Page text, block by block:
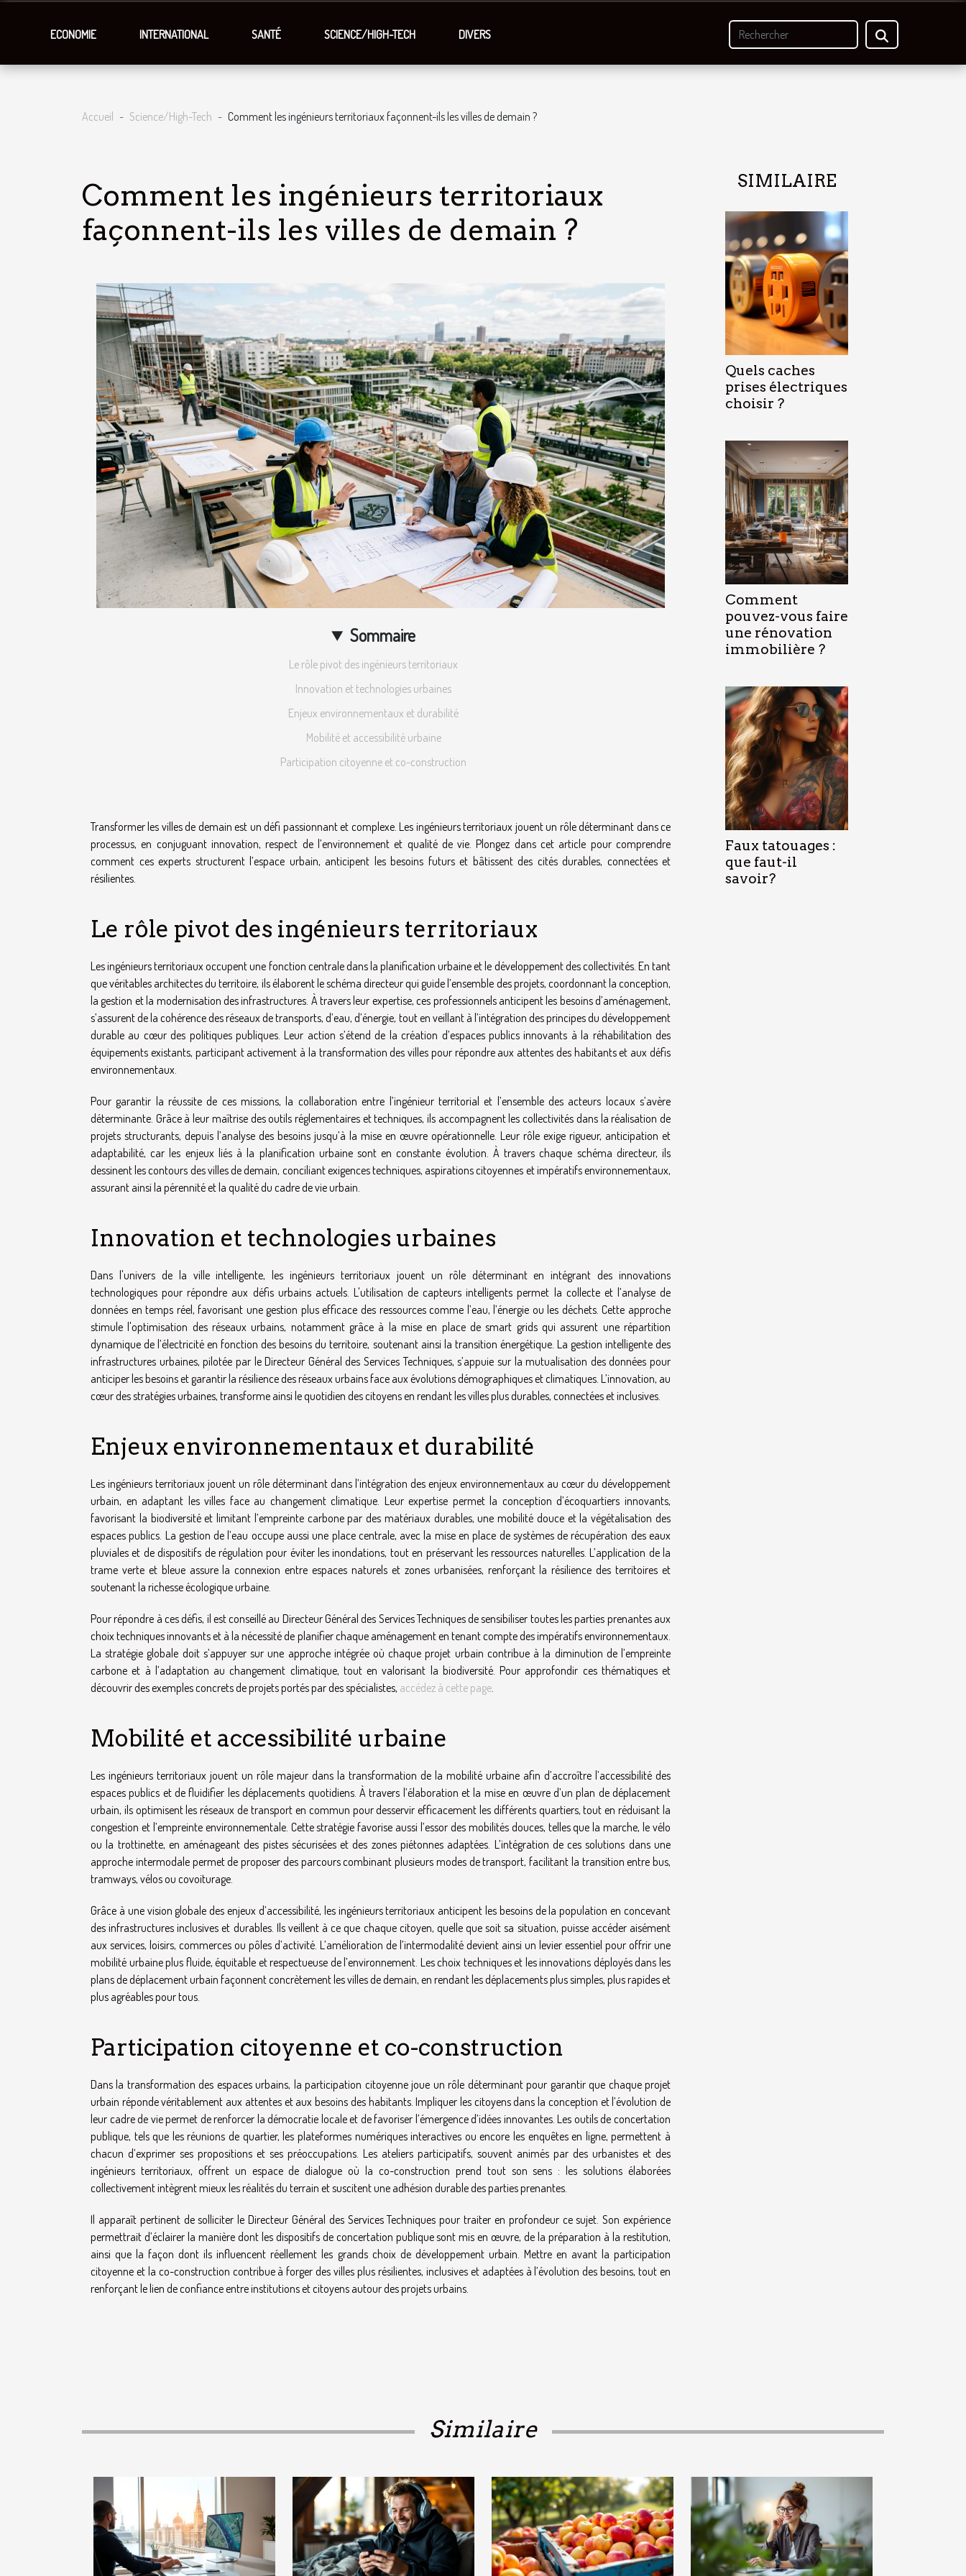
ECONOMIE INTERNATIONAL SANTÉ SCIENCE/HIGH-TECH DIVERS
Accueil Science/High-Tech Comment les ingénieurs territoriaux façonnent-ils les villes de demain ?
Comment les ingénieurs territoriaux
façonnent-ils les villes de demain ?
Sommaire
Le rôle pivot des ingénieurs territoriaux
Innovation et technologies urbaines
Enjeux environnementaux et durabilité
Mobilité et accessibilité urbaine
Participation citoyenne et co-construction
Transformer les villes de demain est un défi passionnant et complexe. Les ingénieurs territoriaux jouent un rôle déterminant dans ce
processus, en conjuguant innovation, respect de l’environnement et qualité de vie. Plongez dans cet article pour comprendre
comment ces experts structurent l’espace urbain, anticipent les besoins futurs et bâtissent des cités durables, connectées et
résilientes.
Le rôle pivot des ingénieurs territoriaux
Les ingénieurs territoriaux occupent une fonction centrale dans la planification urbaine et le développement des collectivités. En tant
que véritables architectes du territoire, ils élaborent le schéma directeur qui guide l’ensemble des projets, coordonnant la conception,
la gestion et la modernisation des infrastructures. À travers leur expertise, ces professionnels anticipent les besoins d’aménagement,
s’assurent de la cohérence des réseaux de transports, d’eau, d’énergie, tout en veillant à l’intégration des principes du développement
durable au cœur des politiques publiques. Leur action s’étend de la création d’espaces publics innovants à la réhabilitation des
équipements existants, participant activement à la transformation des villes pour répondre aux attentes des habitants et aux défis
environnementaux.
Pour garantir la réussite de ces missions, la collaboration entre l’ingénieur territorial et l’ensemble des acteurs locaux s’avère
déterminante. Grâce à leur maîtrise des outils réglementaires et techniques, ils accompagnent les collectivités dans la réalisation de
projets structurants, depuis l’analyse des besoins jusqu’à la mise en œuvre opérationnelle. Leur rôle exige rigueur, anticipation et
adaptabilité, car les enjeux liés à la planification urbaine sont en constante évolution. À travers chaque schéma directeur, ils
dessinent les contours des villes de demain, conciliant exigences techniques, aspirations citoyennes et impératifs environnementaux,
assurant ainsi la pérennité et la qualité du cadre de vie urbain.
Innovation et technologies urbaines
Dans l'univers de la ville intelligente, les ingénieurs territoriaux jouent un rôle déterminant en intégrant des innovations
technologiques pour répondre aux défis urbains actuels. L'utilisation de capteurs intelligents permet la collecte et l’analyse de
données en temps réel, favorisant une gestion plus efficace des ressources comme l’eau, l’énergie ou les déchets. Cette approche
stimule l'optimisation des réseaux urbains, notamment grâce à la mise en place de smart grids qui assurent une répartition
dynamique de l’électricité en fonction des besoins du territoire, soutenant ainsi la transition énergétique. La gestion intelligente des
infrastructures urbaines, pilotée par le Directeur Général des Services Techniques, s’appuie sur la mutualisation des données pour
anticiper les besoins et garantir la résilience des réseaux urbains face aux évolutions démographiques et climatiques. L’innovation, au
cœur des stratégies urbaines, transforme ainsi le quotidien des citoyens en rendant les villes plus durables, connectées et inclusives.
Enjeux environnementaux et durabilité
Les ingénieurs territoriaux jouent un rôle déterminant dans l’intégration des enjeux environnementaux au cœur du développement
urbain, en adaptant les villes face au changement climatique. Leur expertise permet la conception d’écoquartiers innovants,
favorisant la biodiversité et limitant l’empreinte carbone par des matériaux durables, une mobilité douce et la végétalisation des
espaces publics. La gestion de l’eau occupe aussi une place centrale, avec la mise en place de systèmes de récupération des eaux
pluviales et de dispositifs de régulation pour éviter les inondations, tout en préservant les ressources naturelles. L’application de la
trame verte et bleue assure la connexion entre espaces naturels et zones urbanisées, renforçant la résilience des territoires et
soutenant la richesse écologique urbaine.
Pour répondre à ces défis, il est conseillé au Directeur Général des Services Techniques de sensibiliser toutes les parties prenantes aux
choix techniques innovants et à la nécessité de planifier chaque aménagement en tenant compte des impératifs environnementaux.
La stratégie globale doit s’appuyer sur une approche intégrée où chaque projet urbain contribue à la diminution de l’empreinte
carbone et à l’adaptation au changement climatique, tout en valorisant la biodiversité. Pour approfondir ces thématiques et
découvrir des exemples concrets de projets portés par des spécialistes, accédez à cette page.
Mobilité et accessibilité urbaine
Les ingénieurs territoriaux jouent un rôle majeur dans la transformation de la mobilité urbaine afin d’accroître l’accessibilité des
espaces publics et de fluidifier les déplacements quotidiens. À travers l’élaboration et la mise en œuvre d’un plan de déplacement
urbain, ils optimisent les réseaux de transport en commun pour desservir efficacement les différents quartiers, tout en réduisant la
congestion et l’empreinte environnementale. Cette stratégie favorise aussi l’essor des mobilités douces, telles que la marche, le vélo
ou la trottinette, en aménageant des pistes sécurisées et des zones piétonnes adaptées. L’intégration de ces solutions dans une
approche intermodale permet de proposer des parcours combinant plusieurs modes de transport, facilitant la transition entre bus,
tramways, vélos ou covoiturage.
Grâce à une vision globale des enjeux d’accessibilité, les ingénieurs territoriaux anticipent les besoins de la population en concevant
des infrastructures inclusives et durables. Ils veillent à ce que chaque citoyen, quelle que soit sa situation, puisse accéder aisément
aux services, loisirs, commerces ou pôles d’activité. L’amélioration de l’intermodalité devient ainsi un levier essentiel pour offrir une
mobilité urbaine plus fluide, équitable et respectueuse de l’environnement. Les choix techniques et les innovations déployés dans les
plans de déplacement urbain façonnent concrètement les villes de demain, en rendant les déplacements plus simples, plus rapides et
plus agréables pour tous.
Participation citoyenne et co-construction
Dans la transformation des espaces urbains, la participation citoyenne joue un rôle déterminant pour garantir que chaque projet
urbain réponde véritablement aux attentes et aux besoins des habitants. Impliquer les citoyens dans la conception et l’évolution de
leur cadre de vie permet de renforcer la démocratie locale et de favoriser l’émergence d’idées innovantes. Les outils de concertation
publique, tels que les réunions de quartier, les plateformes numériques interactives ou encore les enquêtes en ligne, permettent à
chacun d’exprimer ses propositions et ses préoccupations. Les ateliers participatifs, souvent animés par des urbanistes et des
ingénieurs territoriaux, offrent un espace de dialogue où la co-construction prend tout son sens : les solutions élaborées
collectivement intègrent mieux les réalités du terrain et suscitent une adhésion durable des parties prenantes.
Il apparaît pertinent de solliciter le Directeur Général des Services Techniques pour traiter en profondeur ce sujet. Son expérience
permettrait d’éclairer la manière dont les dispositifs de concertation publique sont mis en œuvre, de la préparation à la restitution,
ainsi que la façon dont ils influencent réellement les grands choix de développement urbain. Mettre en avant la participation
citoyenne et la co-construction contribue à forger des villes plus résilientes, inclusives et adaptées à l’évolution des besoins, tout en
renforçant le lien de confiance entre institutions et citoyens autour des projets urbains.
SIMILAIRE
Quels caches
prises électriques
choisir ?
Comment
pouvez-vous faire
une rénovation
immobilière ?
Faux tatouages :
que faut-il
savoir?
Similaire